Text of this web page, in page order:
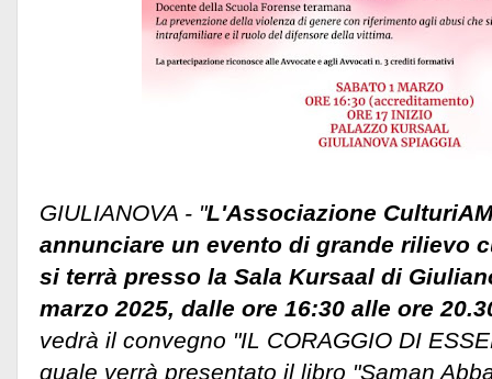
GIULIANOVA - "L'Associazione
annunciare un evento di grande rilievo
si terrà presso la Sala Kursaal di
marzo 2025, dalle ore 16:30 alle ore
vedrà il convegno "IL CORAGGIO DI
quale verrà presentato il libro "Saman